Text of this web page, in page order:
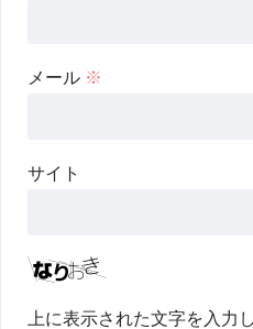
メール ※
サイト
上に表示された文字を入力